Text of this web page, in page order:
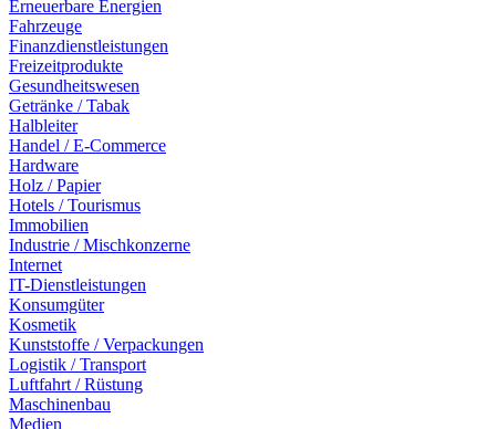
Erneuerbare Energien
Fahrzeuge
Finanzdienstleistungen
Freizeitprodukte
Gesundheitswesen
Getränke / Tabak
Halbleiter
Handel / E-Commerce
Hardware
Holz / Papier
Hotels / Tourismus
Immobilien
Industrie / Mischkonzerne
Internet
IT-Dienstleistungen
Konsumgüter
Kosmetik
Kunststoffe / Verpackungen
Logistik / Transport
Luftfahrt / Rüstung
Maschinenbau
Medien